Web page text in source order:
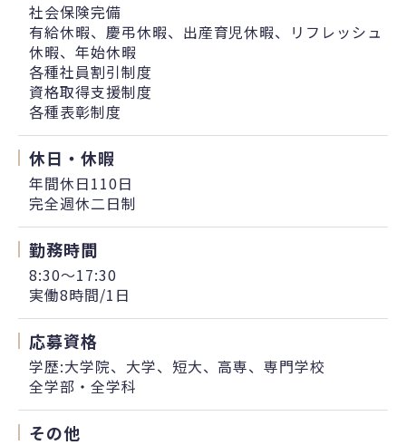
社会保険完備
有給休暇、慶弔休暇、出産育児休暇、リフレッシュ
休暇、年始休暇
各種社員割引制度
資格取得支援制度
各種表彰制度
休日・休暇
年間休日110日
完全週休二日制
勤務時間
8:30～17:30
実働8時間/1日
応募資格
学歴:大学院、大学、短大、高専、専門学校
全学部・全学科
その他